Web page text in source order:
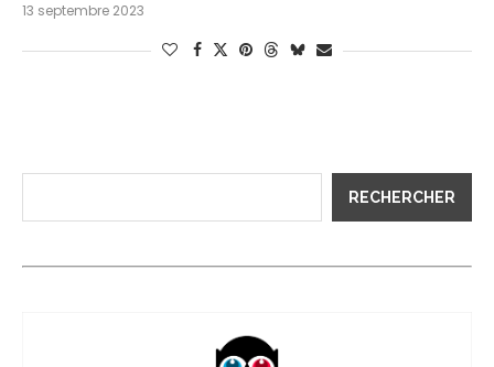
13 septembre 2023
RECHERCHER